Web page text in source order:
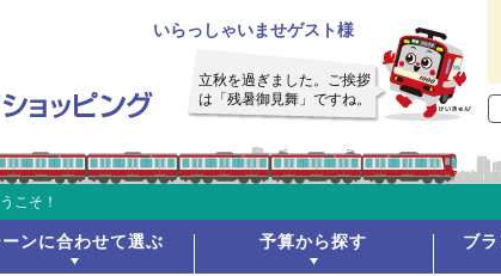
いらっしゃいませゲスト様
立秋を過ぎました。ご挨拶
は「残暑御見舞」ですね。
こそ！
ーンに合わせて選ぶ 予算から探す ブ